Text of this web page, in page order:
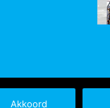
Akkoord